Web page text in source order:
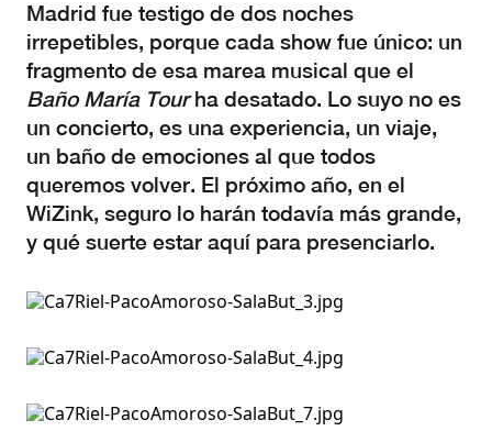
Madrid fue testigo de dos noches
irrepetibles, porque cada show fue único: un
fragmento de esa marea musical que el
Baño María Tourha desatado. Lo suyo no es
un concierto, es una experiencia, un viaje,
un baño de emociones al que todos
queremos volver. El próximo año, en el
WiZink, seguro lo harán todavía más grande,
y qué suerte estar aquí para presenciarlo.